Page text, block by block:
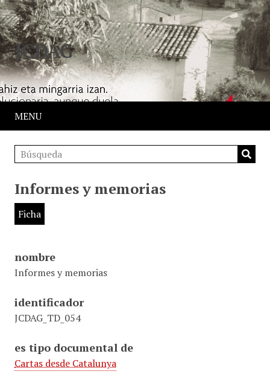
JCDAG
MENU
Informes y memorias
Ficha
nombre
Informes y memorias
identificador
JCDAG_TD_054
es tipo documental de
Cartas desde Catalunya